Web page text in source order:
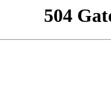
504